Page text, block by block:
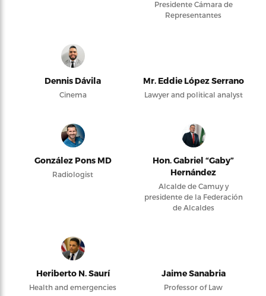
Presidente Cámara de
Representantes
Dennis Dávila
Cinema
Mr. Eddie López Serrano
Lawyer and political analyst
González Pons MD
Radiologist
Hon. Gabriel “Gaby”
Hernández
Alcalde de Camuy y
presidente de la Federación
de Alcaldes
Heriberto N. Saurí
Health and emergencies
Jaime Sanabria
Professor of Law